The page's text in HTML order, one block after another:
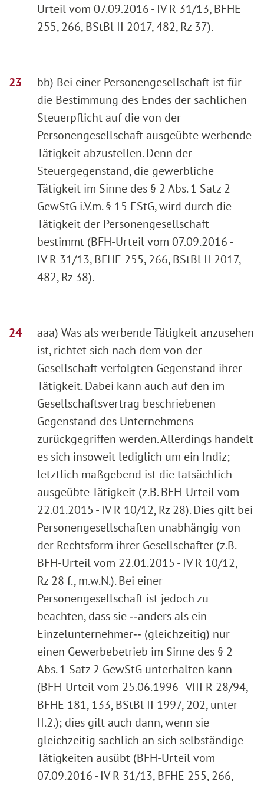
Urteil vom 07.09.2016 - IV R 31/13, BFHE
255, 266, BStBl II 2017, 482, Rz 37).
bb) Bei einer Personengesellschaft ist für
die Bestimmung des Endes der sachlichen
Steuerpflicht auf die von der
Personengesellschaft ausgeübte werbende
Tätigkeit abzustellen. Denn der
Steuergegenstand, die gewerbliche
Tätigkeit im Sinne des § 2 Abs. 1 Satz 2
GewStG i.V.m. § 15 EStG, wird durch die
Tätigkeit der Personengesellschaft
bestimmt (BFH-Urteil vom 07.09.2016 -
IV R 31/13, BFHE 255, 266, BStBl II 2017,
482, Rz 38).
aaa) Was als werbende Tätigkeit anzusehen
ist, richtet sich nach dem von der
Gesellschaft verfolgten Gegenstand ihrer
Tätigkeit. Dabei kann auch auf den im
Gesellschaftsvertrag beschriebenen
Gegenstand des Unternehmens
zurückgegriffen werden. Allerdings handelt
es sich insoweit lediglich um ein Indiz;
letztlich maßgebend ist die tatsächlich
ausgeübte Tätigkeit (z.B. BFH-Urteil vom
22.01.2015 - IV R 10/12, Rz 28). Dies gilt bei
Personengesellschaften unabhängig von
der Rechtsform ihrer Gesellschafter (z.B.
BFH-Urteil vom 22.01.2015 - IV R 10/12,
Rz 28 f., m.w.N.). Bei einer
Personengesellschaft ist jedoch zu
beachten, dass sie ‑‑anders als ein
Einzelunternehmer‑‑ (gleichzeitig) nur
einen Gewerbebetrieb im Sinne des § 2
Abs. 1 Satz 2 GewStG unterhalten kann
(BFH-Urteil vom 25.06.1996 - VIII R 28/94,
BFHE 181, 133, BStBl II 1997, 202, unter
II.2.); dies gilt auch dann, wenn sie
gleichzeitig sachlich an sich selbständige
Tätigkeiten ausübt (BFH-Urteil vom
07.09.2016 - IV R 31/13, BFHE 255, 266,